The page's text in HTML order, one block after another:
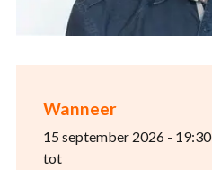
Wanneer
15 september 2026 - 19:30
tot